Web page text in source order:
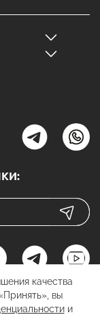
качества
вы
и